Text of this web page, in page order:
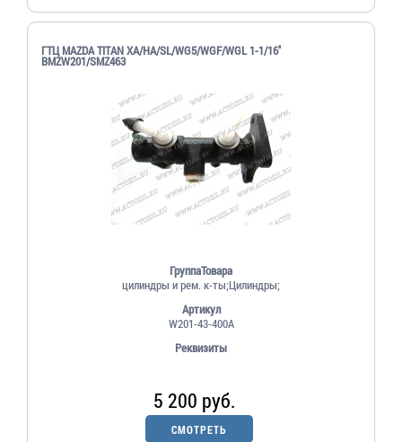
ГТЦ MAZDA TITAN XA/HA/SL/WG5/WGF/WGL 1-1/16''
BMZW201/SMZ463
ГруппаТовара
цилиндры и рем. к-ты;Цилиндры;
Артикул
W201-43-400A
Реквизиты
5 200 руб.
СМОТРЕТЬ